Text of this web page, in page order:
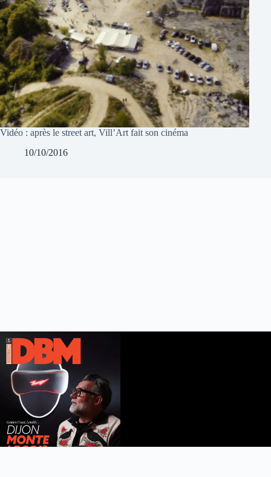
Vidéo : après le street art, Vill’Art fait son cinéma
10/10/2016